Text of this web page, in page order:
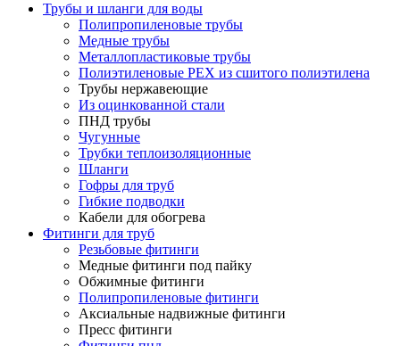
Трубы и шланги для воды
Полипропиленовые трубы
Медные трубы
Металлопластиковые трубы
Полиэтиленовые PEX из сшитого полиэтилена
Трубы нержавеющие
Из оцинкованной стали
ПНД трубы
Чугунные
Трубки теплоизоляционные
Шланги
Гофры для труб
Гибкие подводки
Кабели для обогрева
Фитинги для труб
Резьбовые фитинги
Медные фитинги под пайку
Обжимные фитинги
Полипропиленовые фитинги
Аксиальные надвижные фитинги
Пресс фитинги